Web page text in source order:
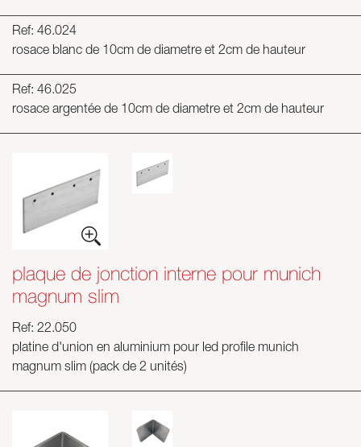
Ref: 46.024
rosace blanc de 10cm de diametre et 2cm de hauteur
Ref: 46.025
rosace argentée de 10cm de diametre et 2cm de hauteur
plaque de jonction interne pour munich
magnum slim
Ref: 22.050
platine d'union en aluminium pour led profile munich
magnum slim (pack de 2 unités)